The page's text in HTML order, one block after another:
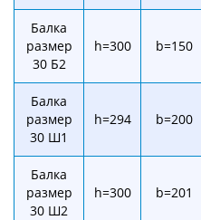
Балка
размер
30 Б2
h=300 b=150
Балка
размер
30 Ш1
h=294 b=200
Балка
размер
30 Ш2
h=300 b=201